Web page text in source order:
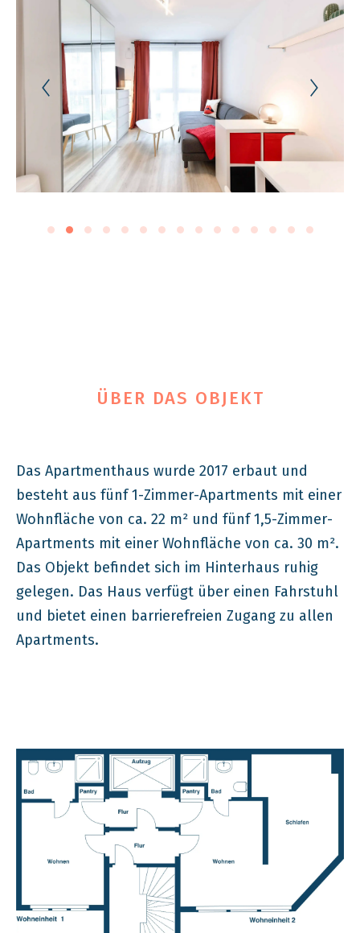
ÜBER DAS OBJEKT
Das Apartmenthaus wurde 2017 erbaut und
besteht aus fünf 1-Zimmer-Apartments mit einer
Wohnfläche von ca. 22 m² und fünf 1,5-Zimmer-
Apartments mit einer Wohnfläche von ca. 30 m².
Das Objekt befindet sich im Hinterhaus ruhig
gelegen. Das Haus verfügt über einen Fahrstuhl
und bietet einen barrierefreien Zugang zu allen
Apartments.